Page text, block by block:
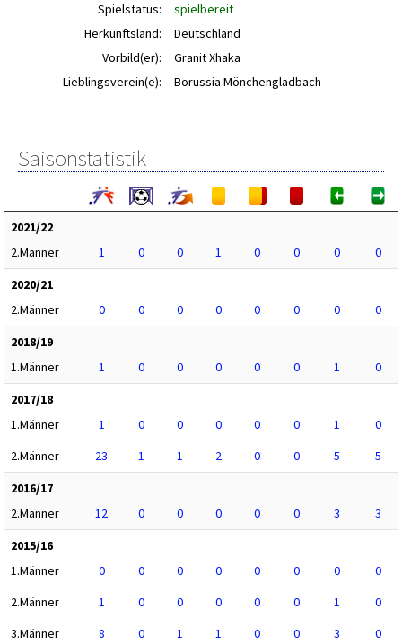
Spielstatus:
spielbereit
Herkunftsland:
Deutschland
Vorbild(er):
Granit Xhaka
Lieblingsverein(e):
Borussia Mönchengladbach
Saisonstatistik
2021/22
2.Männer
1 0 0 1 0 0 0
0
2020/21
2.Männer
0 0 0 0 0 0 0
0
2018/19
1.Männer
1 0 0 0 0 0 1
0
2017/18
1.Männer
1 0 0 0 0 0 1
0
2.Männer
23 1 1 2 0 0 5
5
2016/17
2.Männer
12 0 0 0 0 0 3
3
2015/16
1.Männer
0 0 0 0 0 0 0
0
2.Männer
1 0 0 0 0 0 1
0
3.Männer
8 0 1 1 0 0 3 0